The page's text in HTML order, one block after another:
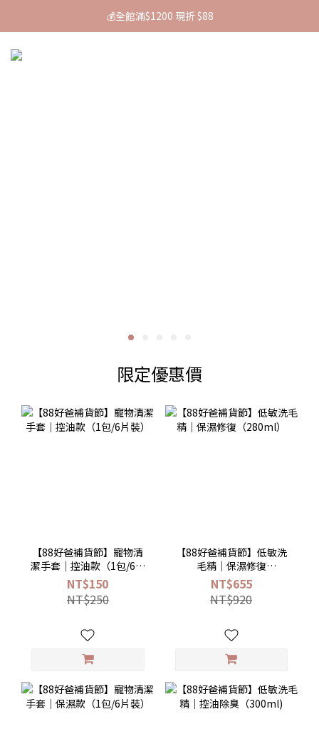
🚚 全館消費滿$880即免運
💰全館滿$1200 現折 $88
限定優惠價
【88好爸補貨節】寵物清
潔手套｜控油款（1包/6片
裝）
NT$150
NT$250
【88好爸補貨節】低敏洗
毛精｜保濕修復
（280ml）
NT$655
NT$920